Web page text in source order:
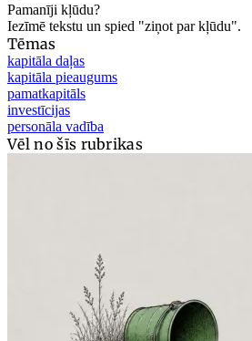
Pamanīji kļūdu?
Iezīmē tekstu un spied "ziņot par kļūdu".
Tēmas
kapitāla daļas
kapitāla pieaugums
pamatkapitāls
investīcijas
personāla vadība
Vēl no šīs rubrikas